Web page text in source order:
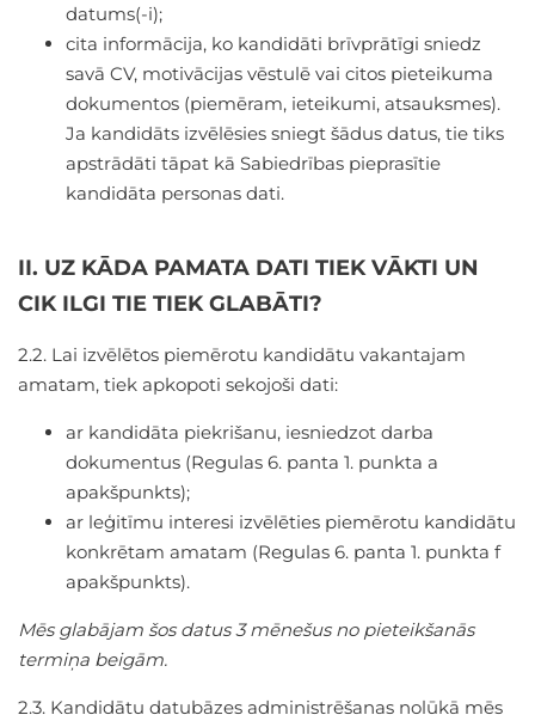
datums(-i);
cita informācija, ko kandidāti brīvprātīgi sniedz
savā CV, motivācijas vēstulē vai citos pieteikuma
dokumentos (piemēram, ieteikumi, atsauksmes).
Ja kandidāts izvēlēsies sniegt šādus datus, tie tiks
apstrādāti tāpat kā Sabiedrības pieprasītie
kandidāta personas dati.
II. UZ KĀDA PAMATA DATI TIEK VĀKTI UN
CIK ILGI TIE TIEK GLABĀTI?
2.2. Lai izvēlētos piemērotu kandidātu vakantajam
amatam, tiek apkopoti sekojoši dati:
ar kandidāta piekrišanu, iesniedzot darba
dokumentus (Regulas 6. panta 1. punkta a
apakšpunkts);
ar leģitīmu interesi izvēlēties piemērotu kandidātu
konkrētam amatam (Regulas 6. panta 1. punkta f
apakšpunkts).
Mēs glabājam šos datus 3 mēnešus no pieteikšanās
termiņa beigām.
2.3. Kandidātu datubāzes administrēšanas nolūkā mēs